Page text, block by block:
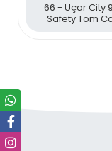
66 - Uçar City
Safety Tom